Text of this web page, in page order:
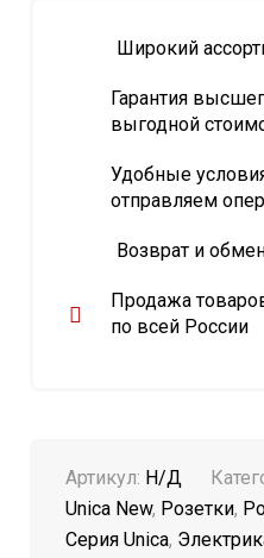
Широкий
Гарантия
выгодной
Удобные
отправляем
Возврат и
Продажа
по всей России
Артикул: Н/Д
Unica New, Розетки,
Серия Unica,